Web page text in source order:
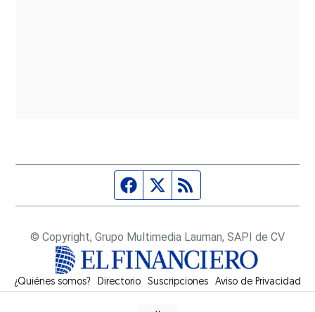
Página de Facebook
Fuente Twitter
© Copyright, Grupo Multimedia Lauman, SAPI de CV
¿Quiénes somos? Directorio Suscripciones Opens in new window
Aviso de Privacidad